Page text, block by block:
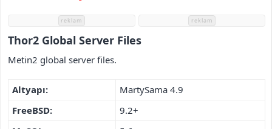
i
reklam reklam
Thor2 Global Server Files​
Metin2 global server files.
Altyapı:
MartySama 4.9
FreeBSD:
9.2+